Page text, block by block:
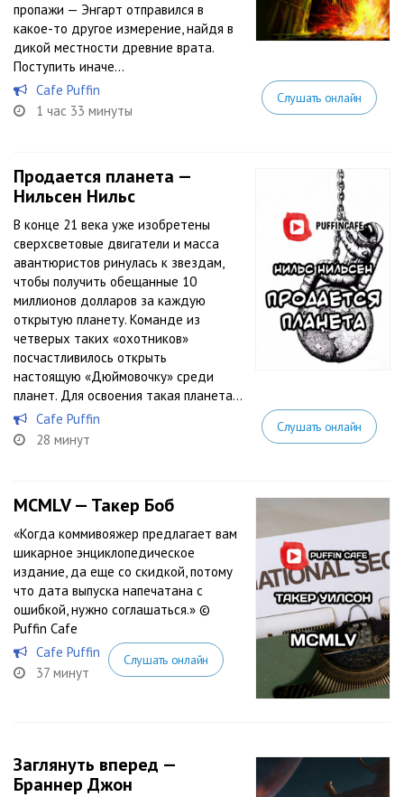
пропажи — Энгарт отправился в
какое-то другое измерение, найдя в
дикой местности древние врата.
Поступить иначе...
Cafe Puffin
1 час 33 минуты
Слушать онлайн
Продается планета —
Нильсен Нильс
В конце 21 века уже изобретены
сверхсветовые двигатели и масса
авантюристов ринулась к звездам,
чтобы получить обещанные 10
миллионов долларов за каждую
открытую планету. Команде из
четверых таких «охотников»
посчастливилось открыть
настоящую «Дюймовочку» среди
планет. Для освоения такая планета...
Cafe Puffin
28 минут
Слушать онлайн
MCMLV — Такер Боб
«Когда коммивояжер предлагает вам
шикарное энциклопедическое
издание, да еще со скидкой, потому
что дата выпуска напечатана с
ошибкой, нужно соглашаться.» ©
Puffin Cafe
Cafe Puffin
37 минут
Слушать онлайн
Заглянуть вперед —
Браннер Джон